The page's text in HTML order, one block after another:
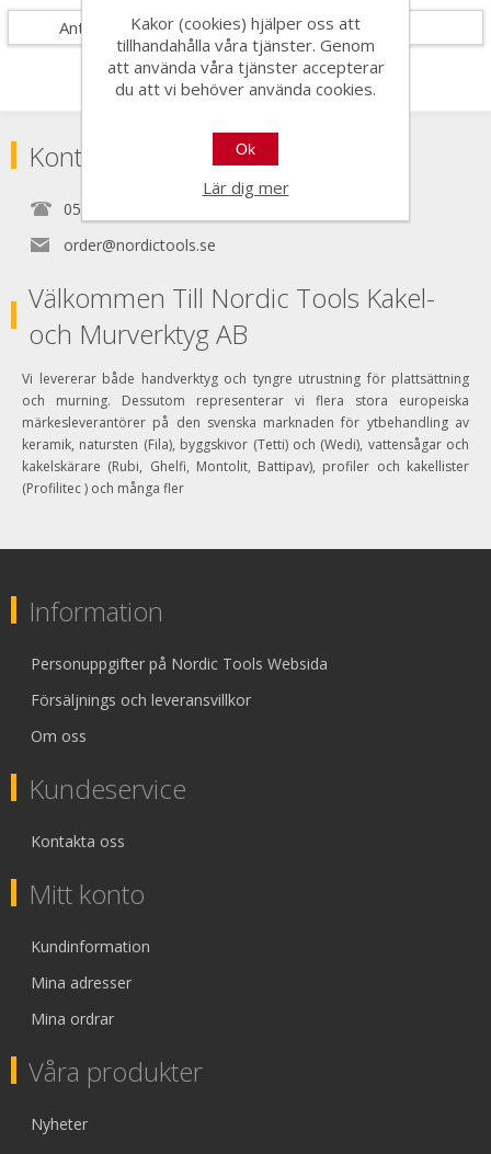
Antal i förpackning 1
Kontakta
0525150890
order@nordictools.se
Välkommen Till Nordic Tools Kakel-
och Murverktyg AB
Vi levererar både handverktyg och tyngre utrustning för plattsättning
och murning. Dessutom representerar vi flera stora europeiska
märkesleverantörer på den svenska marknaden för ytbehandling av
keramik, natursten (Fila), byggskivor (Tetti) och (Wedi), vattensågar och
kakelskärare (Rubi, Ghelfi, Montolit, Battipav), profiler och kakellister
(Profilitec ) och många fler
Information
Personuppgifter på Nordic Tools Websida
Försäljnings och leveransvillkor
Om oss
Kundeservice
Kontakta oss
Mitt konto
Kundinformation
Mina adresser
Mina ordrar
Våra produkter
Nyheter
Kakor (cookies) hjälper oss att
tillhandahålla våra tjänster. Genom
att använda våra tjänster accepterar
du att vi behöver använda cookies.
Ok
Lär dig mer